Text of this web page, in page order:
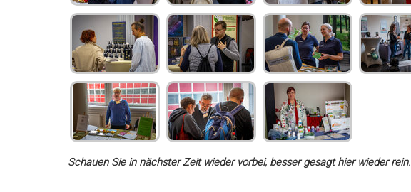
Schauen Sie in nächster Zeit wieder vorbei, besser gesagt hier wieder rein.